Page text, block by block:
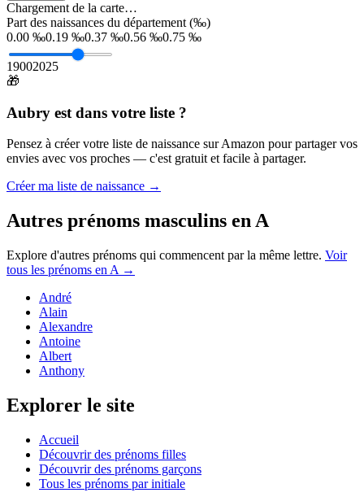
Chargement de la carte…
Part des naissances du département (‰)
0.00 ‰0.19 ‰0.37 ‰0.56 ‰0.75 ‰
19002025
🎁
Aubry est dans votre liste ?
Pensez à créer votre liste de naissance sur Amazon pour partager vos
envies avec vos proches — c'est gratuit et facile à partager.
Créer ma liste de naissance →
Autres prénoms masculins enA
Explore d'autres prénoms qui commencent par la même lettre. Voir
tous les prénoms en A →
André
Alain
Alexandre
Antoine
Albert
Anthony
Explorer le site
Accueil
Découvrir des prénoms filles
Découvrir des prénoms garçons
Tous les prénoms par initiale